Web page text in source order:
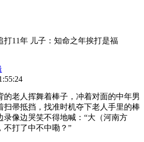
打11年 儿子：知命之年挨打是福
的老人挥舞着棒子，冲着对面的中年男
扫帚抵挡，找准时机夺下老人手里的棒
录像边哭笑不得地喊：“大（河南方
不打了中不中嘞？”